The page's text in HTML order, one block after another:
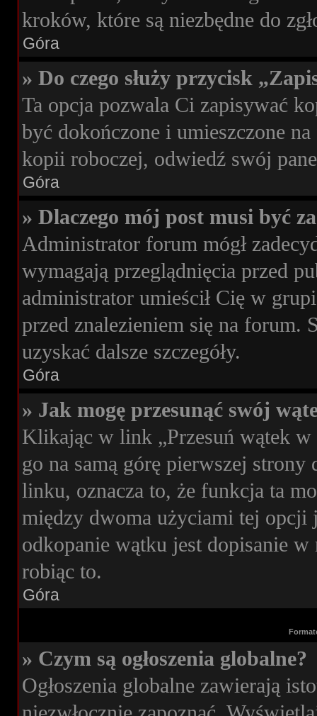
kroków, które są niezbędne do
Góra
» Do czego służy przycisk
Ta opcja pozwala Ci zapisywać
być dokończone i umieszczone
kopii roboczej, odwiedź swój
Góra
» Dlaczego mój post musi być
Administrator forum mógł
wymagają przeglądnięcia przed
administrator umieścił Cię w
przed znalezieniem się na forum.
uzyskać dalsze szczegóły.
Góra
» Jak mogę przesunąć swój
Klikając w link „Przesuń wątek
go na samą górę pierwszej
linku, oznacza to, że funkcja ta
między dwoma użyciami tej opcji
odkopanie wątku jest dopisanie
robiąc to.
Góra
» Czym są ogłoszenia globalne?
Ogłoszenia globalne zawierają